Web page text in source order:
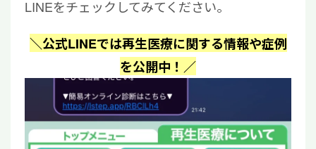
LINEをチェックしてみてください。
＼公式LINEでは再生医療に関する情報や症例
を公開中！／